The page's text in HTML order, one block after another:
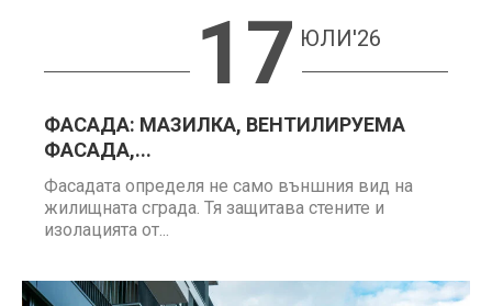
17 ЮЛИ'26
ФАСАДА: МАЗИЛКА, ВЕНТИЛИРУЕМА
ФАСАДА,...
Фасадата определя не само външния вид на
жилищната сграда. Тя защитава стените и
изолацията от...